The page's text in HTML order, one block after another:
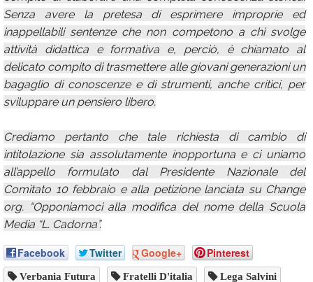
Senza avere la pretesa di esprimere improprie ed
inappellabili sentenze che non competono a chi svolge
attività didattica e formativa e, perciò, è chiamato al
delicato compito di trasmettere alle giovani generazioni un
bagaglio di conoscenze e di strumenti, anche critici, per
sviluppare un pensiero libero.
Crediamo pertanto che tale richiesta di cambio di
intitolazione sia assolutamente inopportuna e ci uniamo
all’appello formulato dal Presidente Nazionale del
Comitato 10 febbraio e alla petizione lanciata su Change
org. “Opponiamoci alla modifica del nome della Scuola
Media “L. Cadorna”.
Facebook Twitter Google+ Pinterest
Verbania Futura Fratelli D'italia Lega Salvini